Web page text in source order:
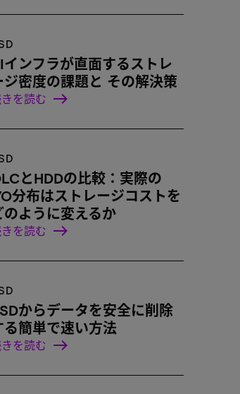
インフラが直面するストレ
ジ密度の課題と その解決策
を読む
とHDDの比較：実際の
分布はストレージコストを
のように変えるか
を読む
からデータを安全に削除
る簡単で速い方法
を読む